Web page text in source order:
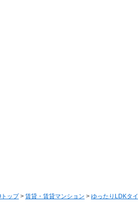
ップ> 賃貸・賃貸マンション > ゆったりLDKタ